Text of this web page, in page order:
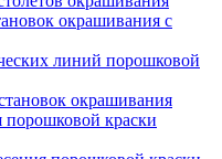
окрашивания с
линий порошковой
окрашивания
порошковой краски